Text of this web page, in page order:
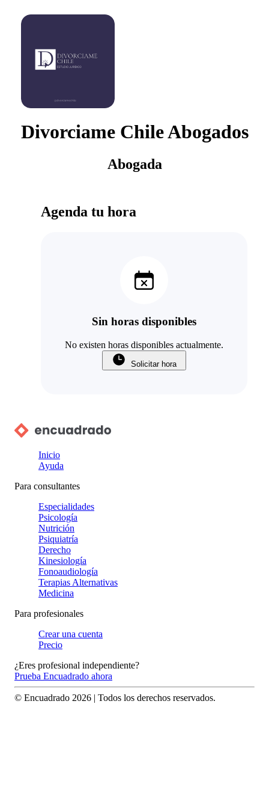
Divorciame Chile Abogados
Abogada
Agenda tu hora
Sin horas disponibles
No existen horas disponibles actualmente.
Solicitar hora
Inicio
Ayuda
Para consultantes
Especialidades
Psicología
Nutrición
Psiquiatría
Derecho
Kinesiología
Fonoaudiología
Terapias Alternativas
Medicina
Para profesionales
Crear una cuenta
Precio
¿Eres profesional independiente?
Prueba Encuadrado ahora
© Encuadrado 2026 | Todos los derechos reservados.